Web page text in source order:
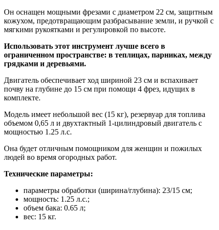
Он оснащен мощными фрезами с диаметром 22 см, защитным
кожухом, предотвращающим разбрасывание земли, и ручкой с
мягкими рукоятками и регулировкой по высоте.
Использовать этот инструмент лучше всего в
ограниченном пространстве: в теплицах, парниках, между
грядками и деревьями.
Двигатель обеспечивает ход шириной 23 см и вспахивает
почву на глубине до 15 см при помощи 4 фрез, идущих в
комплекте.
Модель имеет небольшой вес (15 кг), резервуар для топлива
объемом 0,65 л и двухтактный 1-цилиндровый двигатель с
мощностью 1.25 л.с.
Она будет отличным помощником для женщин и пожилых
людей во время огородных работ.
Технические параметры:
параметры обработки (ширина/глубина): 23/15 см;
мощность: 1.25 л.с.;
объем бака: 0.65 л;
вес: 15 кг.